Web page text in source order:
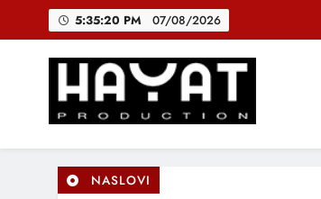
5:35:21 PM 07/08/2026
Hayat Production
Promocija domaće muzike
NASLOVI